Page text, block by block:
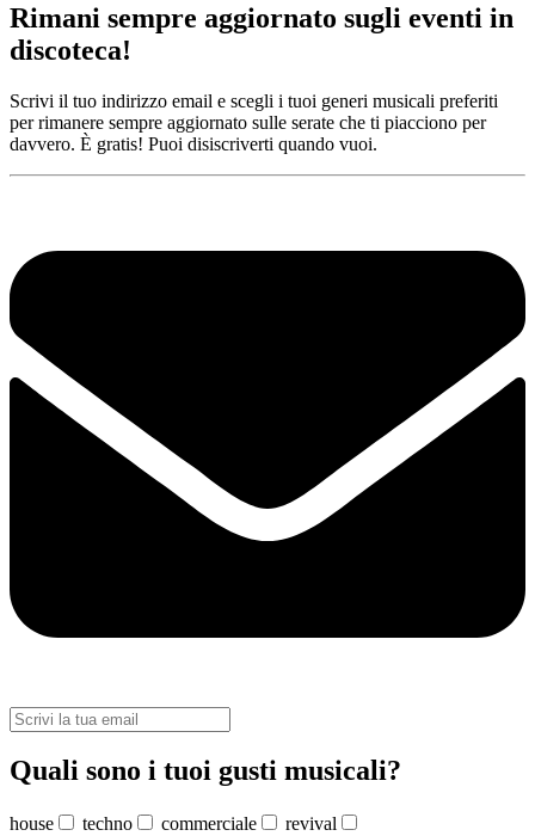
Rimani sempre aggiornato sugli eventi in
discoteca!
Scrivi il tuo indirizzo email e scegli i tuoi generi musicali preferiti
per rimanere sempre aggiornato sulle serate che ti piacciono per
davvero. È gratis! Puoi disiscriverti quando vuoi.
Quali sono i tuoi gusti musicali?
house techno commerciale
revival